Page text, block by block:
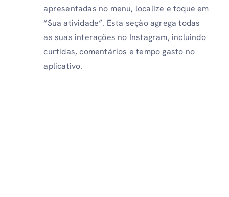
apresentadas no menu, localize e toque em
“Sua atividade”. Esta seção agrega todas
as suas interações no Instagram, incluindo
curtidas, comentários e tempo gasto no
aplicativo.